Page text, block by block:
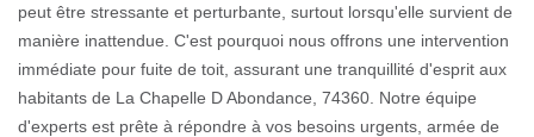
peut être stressante et perturbante, surtout lorsqu'elle survient de
manière inattendue. C'est pourquoi nous offrons une intervention
immédiate pour fuite de toit, assurant une tranquillité d'esprit aux
habitants de La Chapelle D Abondance, 74360. Notre équipe
d'experts est prête à répondre à vos besoins urgents, armée de